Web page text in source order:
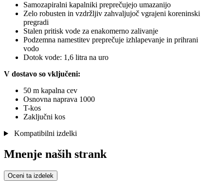
Samozapiralni kapalniki preprečujejo umazanijo
Zelo robusten in vzdržljiv zahvaljujoč vgrajeni koreninski
pregradi
Stalen pritisk vode za enakomerno zalivanje
Podzemna namestitev preprečuje izhlapevanje in prihrani
vodo
Dotok vode: 1,6 litra na uro
V dostavo so vključeni:
50 m kapalna cev
Osnovna naprava 1000
T-kos
Zaključni kos
Kompatibilni izdelki
Mnenje naših strank
Oceni ta izdelek